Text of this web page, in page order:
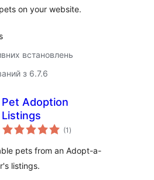
on your website.
встановлень
з 6.7.6
Pet Adoption
Listings
(1 загальний
рейтинг
)
pets from an Adopt-a-
listings.